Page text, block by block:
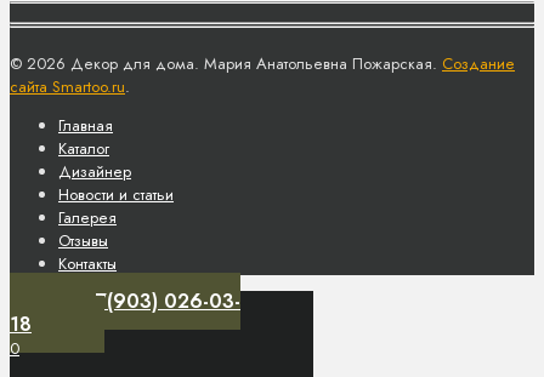
© 2026 Декор для дома. Мария Анатольевна Пожарская. Создание
сайта Smartoo.ru.
Главная
Каталог
Дизайнер
Новости и статьи
Галерея
Отзывы
Контакты
+7(903) 026-03-
18
0